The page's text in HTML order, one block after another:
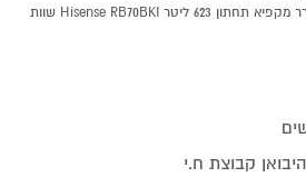
אצלנו, קניות באינטרנט של מקרר מקפיא תחתון 623 ליטר Hisense RB70BKI שוות
היבואן קבוצת ח.י